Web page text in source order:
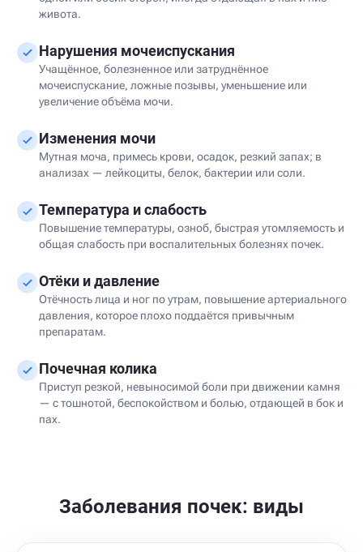
живота.
Нарушения мочеиспускания
Учащённое, болезненное или затруднённое
мочеиспускание, ложные позывы, уменьшение или
увеличение объёма мочи.
Изменения мочи
Мутная моча, примесь крови, осадок, резкий запах; в
анализах — лейкоциты, белок, бактерии или соли.
Температура и слабость
Повышение температуры, озноб, быстрая утомляемость и
общая слабость при воспалительных болезнях почек.
Отёки и давление
Отёчность лица и ног по утрам, повышение артериального
давления, которое плохо поддаётся привычным
препаратам.
Почечная колика
Приступ резкой, невыносимой боли при движении камня
— с тошнотой, беспокойством и болью, отдающей в бок и
пах.
Заболевания почек: виды